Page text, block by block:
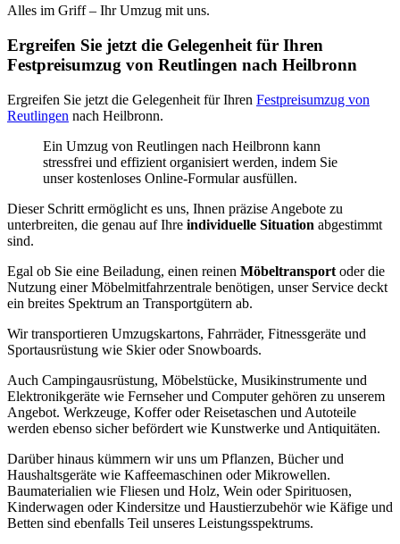
Alles im Griff – Ihr Umzug mit uns.
Ergreifen Sie jetzt die Gelegenheit für Ihren
Festpreisumzug von Reutlingen nach Heilbronn
Ergreifen Sie jetzt die Gelegenheit für Ihren Festpreisumzug von
Reutlingen nach Heilbronn.
Ein Umzug von Reutlingen nach Heilbronn kann
stressfrei und effizient organisiert werden, indem Sie
unser kostenloses Online-Formular ausfüllen.
Dieser Schritt ermöglicht es uns, Ihnen präzise Angebote zu
unterbreiten, die genau auf Ihre individuelle Situation abgestimmt
sind.
Egal ob Sie eine Beiladung, einen reinen Möbeltransport oder die
Nutzung einer Möbelmitfahrzentrale benötigen, unser Service deckt
ein breites Spektrum an Transportgütern ab.
Wir transportieren Umzugskartons, Fahrräder, Fitnessgeräte und
Sportausrüstung wie Skier oder Snowboards.
Auch Campingausrüstung, Möbelstücke, Musikinstrumente und
Elektronikgeräte wie Fernseher und Computer gehören zu unserem
Angebot. Werkzeuge, Koffer oder Reisetaschen und Autoteile
werden ebenso sicher befördert wie Kunstwerke und Antiquitäten.
Darüber hinaus kümmern wir uns um Pflanzen, Bücher und
Haushaltsgeräte wie Kaffeemaschinen oder Mikrowellen.
Baumaterialien wie Fliesen und Holz, Wein oder Spirituosen,
Kinderwagen oder Kindersitze und Haustierzubehör wie Käfige und
Betten sind ebenfalls Teil unseres Leistungsspektrums.